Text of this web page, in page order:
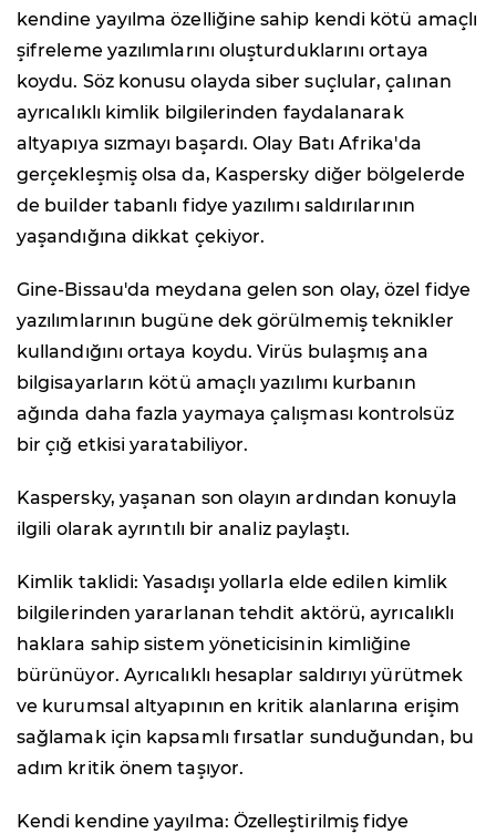
kendine yayılma özelliğine sahip kendi kötü amaçlı
şifreleme yazılımlarını oluşturduklarını ortaya
koydu. Söz konusu olayda siber suçlular, çalınan
ayrıcalıklı kimlik bilgilerinden faydalanarak
altyapıya sızmayı başardı. Olay Batı Afrika'da
gerçekleşmiş olsa da, Kaspersky diğer bölgelerde
de builder tabanlı fidye yazılımı saldırılarının
yaşandığına dikkat çekiyor.
Gine-Bissau'da meydana gelen son olay, özel fidye
yazılımlarının bugüne dek görülmemiş teknikler
kullandığını ortaya koydu. Virüs bulaşmış ana
bilgisayarların kötü amaçlı yazılımı kurbanın
ağında daha fazla yaymaya çalışması kontrolsüz
bir çığ etkisi yaratabiliyor.
Kaspersky, yaşanan son olayın ardından konuyla
ilgili olarak ayrıntılı bir analiz paylaştı.
Kimlik taklidi: Yasadışı yollarla elde edilen kimlik
bilgilerinden yararlanan tehdit aktörü, ayrıcalıklı
haklara sahip sistem yöneticisinin kimliğine
bürünüyor. Ayrıcalıklı hesaplar saldırıyı yürütmek
ve kurumsal altyapının en kritik alanlarına erişim
sağlamak için kapsamlı fırsatlar sunduğundan, bu
adım kritik önem taşıyor.
Kendi kendine yayılma: Özelleştirilmiş fidye